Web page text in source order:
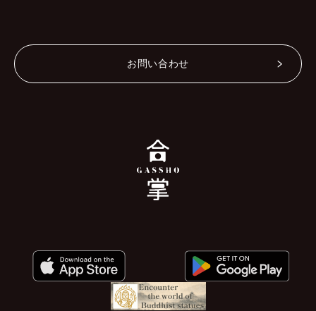
お問い合わせ